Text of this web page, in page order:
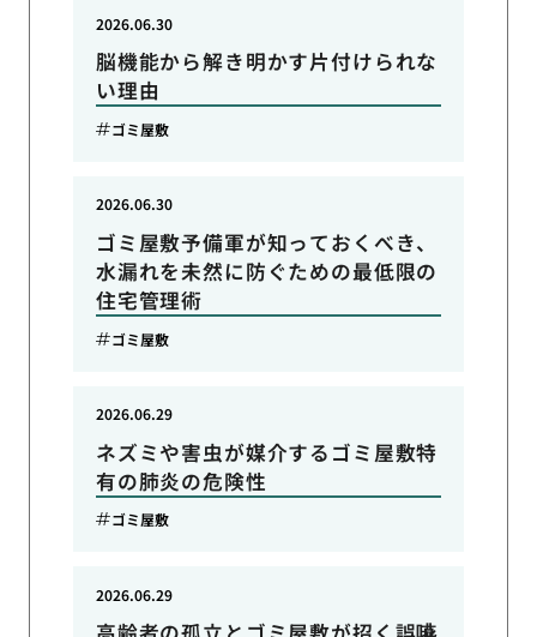
脳機能から解き明かす片付けられな
い理由
2026.06.30
ゴミ屋敷
ゴミ屋敷予備軍が知っておくべき、
水漏れを未然に防ぐための最低限の
住宅管理術
2026.06.30
ゴミ屋敷
ネズミや害虫が媒介するゴミ屋敷特
有の肺炎の危険性
2026.06.29
ゴミ屋敷
2026.06.29